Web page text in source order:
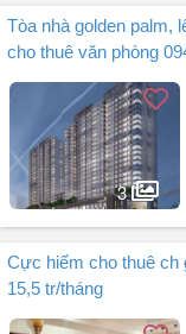
Người đăng: Lê Văn
Cho thuê căn hộ
Diện tích rộng đẹp, nội
Có chỗ để ô tô dưới hầm.
Chủ nhà thiện chí cho
Lh: để xem nhà.
Tòa nhà golden palm,
cho thuê văn phòng
3
Người đăng: Đặng Thị
Thông tin tổng quan.
Cực hiếm cho thuê ch
15,5 tr/tháng